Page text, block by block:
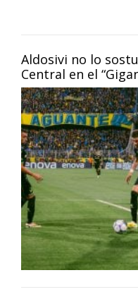
Aldosivi no lo
Central en el